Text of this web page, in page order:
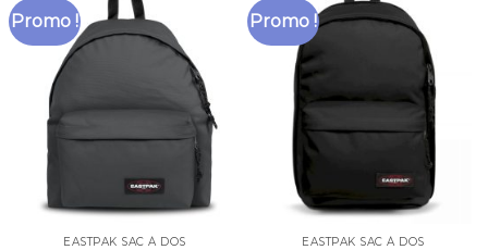
Promo !
EASTPAK SAC À DOS
Promo !
EASTPAK SAC À DOS